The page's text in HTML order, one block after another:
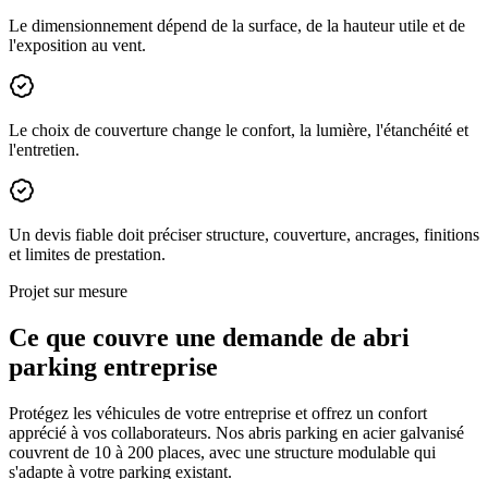
Le dimensionnement dépend de la surface, de la hauteur utile et de
l'exposition au vent.
Le choix de couverture change le confort, la lumière, l'étanchéité et
l'entretien.
Un devis fiable doit préciser structure, couverture, ancrages, finitions
et limites de prestation.
Projet sur mesure
Ce que couvre une demande de abri
parking entreprise
Protégez les véhicules de votre entreprise et offrez un confort
apprécié à vos collaborateurs. Nos abris parking en acier galvanisé
couvrent de 10 à 200 places, avec une structure modulable qui
s'adapte à votre parking existant.